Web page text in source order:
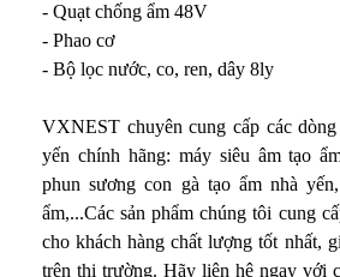
- Quạt chống ẩm 48V
- Phao cơ
- Bộ lọc nước, co, ren, dây 8ly
VXNEST chuyên cung cấp các
yến chính hãng: máy siêu âm tạo
phun sương con gà tạo ẩm nhà
ẩm,...Các sản phẩm chúng tôi cung
cho khách hàng chất lượng tốt nhất,
trên thị trường. Hãy liên hệ ngay với